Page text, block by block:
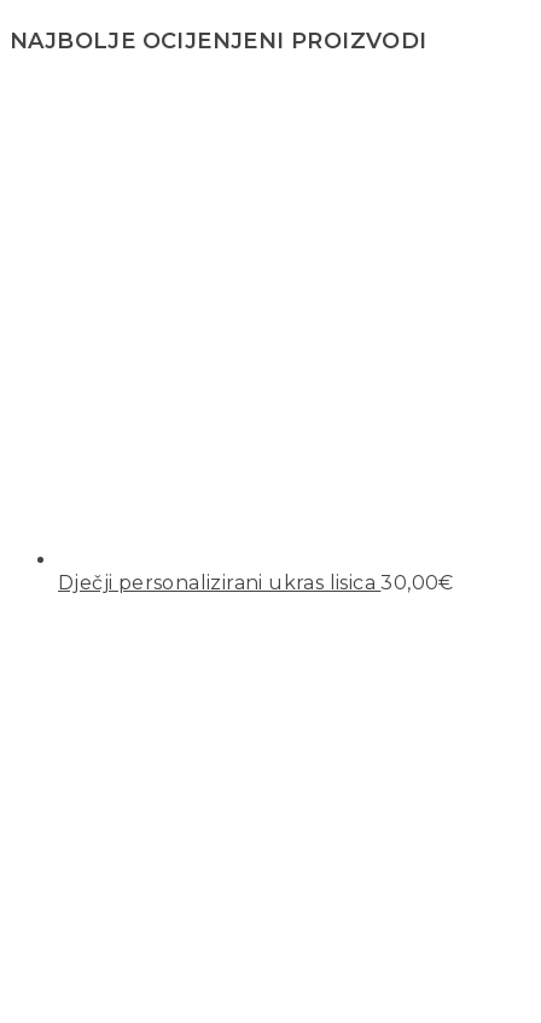
NAJBOLJE OCIJENJENI PROIZVODI
Dječji personalizirani ukras lisica 30,00€